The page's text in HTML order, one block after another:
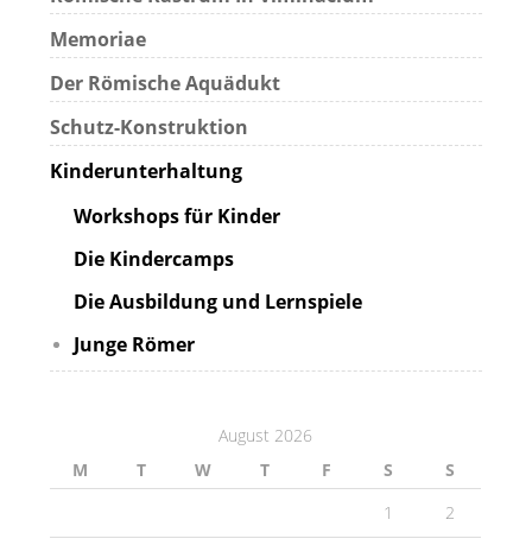
Memoriae
Der Römische Aquädukt
Schutz-Konstruktion
Kinderunterhaltung
Workshops für Kinder
Die Kindercamps
Die Ausbildung und Lernspiele
Junge Römer
August 2026
M
T W T F S S
1 2